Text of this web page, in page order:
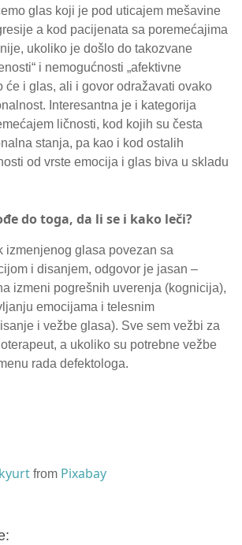
glas koji je pod uticajem mešavine
a kod pacijenata sa poremećajima
ukoliko je došlo do takozvane
i nemogućnosti „afektivne
će i glas, ali i govor odražavati ovako
Interesantna je i kategorija
ličnosti, kod kojih su česta
stanja, pa kao i kod ostalih
od vrste emocija i glas biva u skladu
do toga, da li se i kako leči?
izmenjenog glasa povezan sa
i disanjem, odgovor je jasan –
izmeni pogrešnih uverenja (kognicija),
emocijama i telesnim
i vežbe glasa). Sve sem vežbi za
a ukoliko su potrebne vežbe
rada defektologa.
from Pixabay